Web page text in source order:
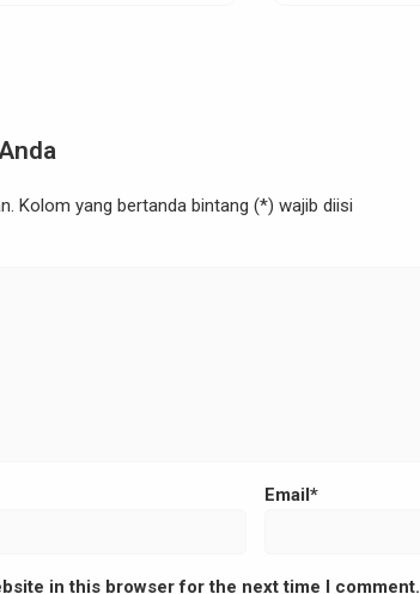
Kolom yang bertanda bintang (*) wajib diisi
Email*
in this browser for the next time I comment.